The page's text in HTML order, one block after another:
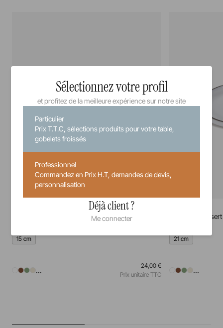
15 cm
...
24,00 €
Prix unitaire TTC
Assiette à dessert
21 cm
...
Sélectionnez votre profil
et profitez de la meilleure expérience sur notre site
Particulier
Prix T.T.C, sélections produits pour votre table,
gobelets froissés
Professionnel
Commandez en Prix H.T, demandes de devis,
personnalisation
Déjà client ?
Me connecter